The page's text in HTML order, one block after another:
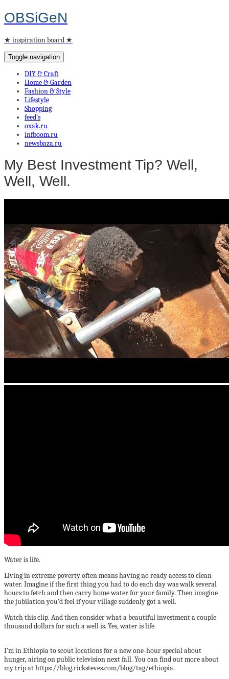
OBSiGeN
★ inspiration board ★
Toggle navigation
DIY & Craft
Home & Garden
Fashion & Style
Lifestyle
Shopping
feed’s
oxak.ru
infboom.ru
newsbaza.ru
My Best Investment Tip? Well,
Well, Well.
Water is life.
Living in extreme poverty often means having no ready access to clean
water. Imagine if the first thing you had to do each day was walk several
hours to fetch and then carry home water for your family. Then imagine
the jubilation you’d feel if your village suddenly got a well.
Watch this clip. And then consider what a beautiful investment a couple
thousand dollars for such a well is. Yes, water is life.
I’m in Ethiopia to scout locations for a new one-hour special about
hunger, airing on public television next fall. You can find out more about
my trip at https://blog.ricksteves.com/blog/tag/ethiopia.